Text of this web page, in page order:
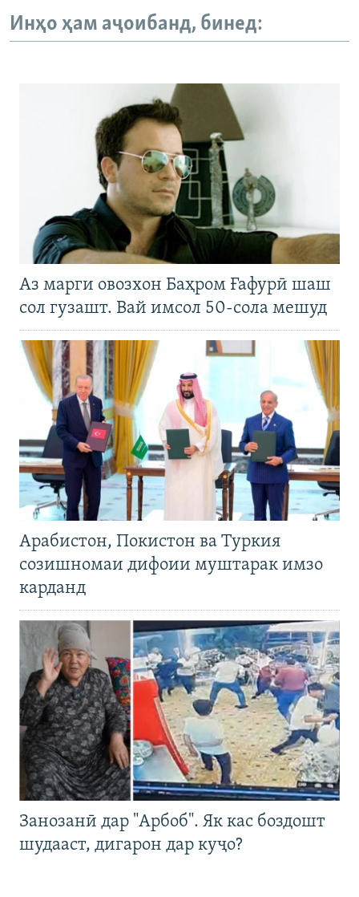
Инҳо ҳам аҷоибанд, бинед:
Аз марги овозхон Баҳром Ғафурӣ шаш
сол гузашт. Вай имсол 50-сола мешуд
Арабистон, Покистон ва Туркия
созишномаи дифоии муштарак имзо
карданд
Занозанӣ дар "Арбоб". Як кас боздошт
шудааст, дигарон дар куҷо?